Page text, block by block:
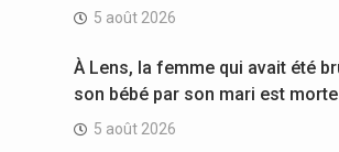
5 août 2026
À Lens, la femme qui avait été
son bébé par son mari est morte
5 août 2026